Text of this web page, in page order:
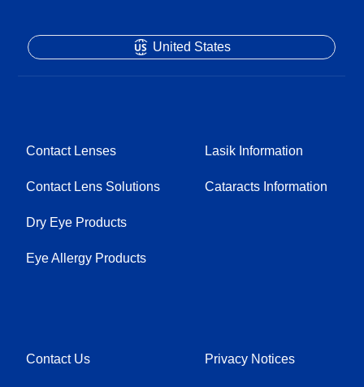
Contact Lenses
Contact Lens Solutions
Dry Eye Products
Eye Allergy Products
Lasik Information
Cataracts Information
Contact Us
United States
Privacy Notices